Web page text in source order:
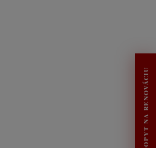
DOPYT NA RENOVÁCIU